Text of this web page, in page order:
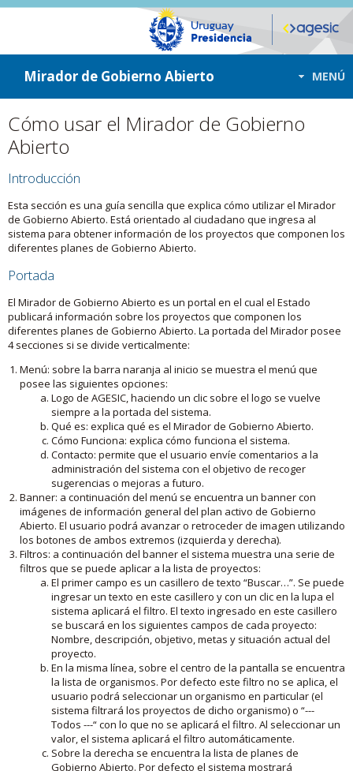
ir a contenido
ir al menú
Mirador de Gobierno Abierto MENÚ
Cómo usar el Mirador de Gobierno
Abierto
Introducción
Esta sección es una guía sencilla que explica cómo utilizar el Mirador
de Gobierno Abierto. Está orientado al ciudadano que ingresa al
sistema para obtener información de los proyectos que componen los
diferentes planes de Gobierno Abierto.
Portada
El Mirador de Gobierno Abierto es un portal en el cual el Estado
publicará información sobre los proyectos que componen los
diferentes planes de Gobierno Abierto. La portada del Mirador posee
4 secciones si se divide verticalmente:
Menú: sobre la barra naranja al inicio se muestra el menú que
posee las siguientes opciones:
Logo de AGESIC, haciendo un clic sobre el logo se vuelve
siempre a la portada del sistema.
Qué es: explica qué es el Mirador de Gobierno Abierto.
Cómo Funciona: explica cómo funciona el sistema.
Contacto: permite que el usuario envíe comentarios a la
administración del sistema con el objetivo de recoger
sugerencias o mejoras a futuro.
Banner: a continuación del menú se encuentra un banner con
imágenes de información general del plan activo de Gobierno
Abierto. El usuario podrá avanzar o retroceder de imagen utilizando
los botones de ambos extremos (izquierda y derecha).
Filtros: a continuación del banner el sistema muestra una serie de
filtros que se puede aplicar a la lista de proyectos:
El primer campo es un casillero de texto “Buscar…”. Se puede
ingresar un texto en este casillero y con un clic en la lupa el
sistema aplicará el filtro. El texto ingresado en este casillero
se buscará en los siguientes campos de cada proyecto:
Nombre, descripción, objetivo, metas y situación actual del
proyecto.
En la misma línea, sobre el centro de la pantalla se encuentra
la lista de organismos. Por defecto este filtro no se aplica, el
usuario podrá seleccionar un organismo en particular (el
sistema filtrará los proyectos de dicho organismo) o “---
Todos ---“ con lo que no se aplicará el filtro. Al seleccionar un
valor, el sistema aplicará el filtro automáticamente.
Sobre la derecha se encuentra la lista de planes de
Gobierno Abierto. Por defecto el sistema mostrará